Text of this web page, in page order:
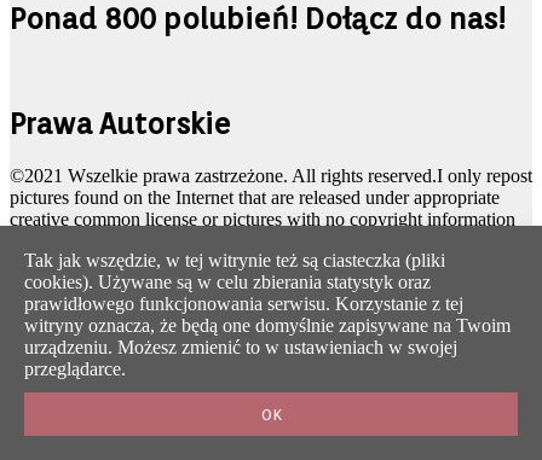
Tak jak wszędzie, w tej witrynie też są ciasteczka (pliki
cookies). Używane są w celu zbierania statystyk oraz
prawidłowego funkcjonowania serwisu. Korzystanie z tej
witryny oznacza, że będą one domyślnie zapisywane na Twoim
urządzeniu. Możesz zmienić to w ustawieniach w swojej
przeglądarce.
OK
Ponad 800 polubień! Dołącz do nas!
Prawa Autorskie
©2021 Wszelkie prawa zastrzeżone. All rights reserved.I only repost
pictures found on the Internet that are released under appropriate
creative common license or pictures with no copyright information
might have overlooked something, so please let me know
immediately if you find a picture here you hold copyrights for or if
you changed creative common license conditions.
Zdjęcia na stronie głównej autorstwa @Don Moraes
Dubaj. Abu Dhabi. Po Polsku.